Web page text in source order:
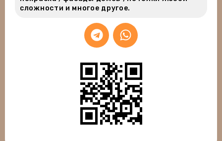
сложности и многое другое.